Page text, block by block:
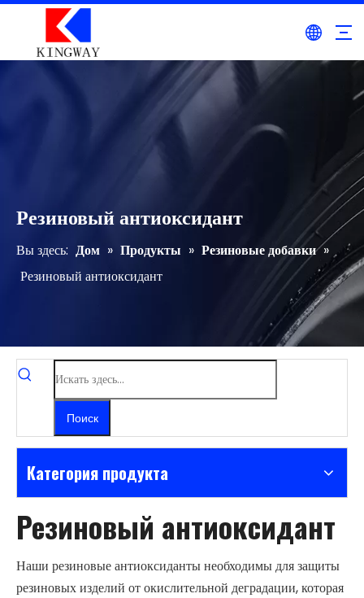
Резиновый антиоксидант
Вы здесь: Дом » Продукты » Резиновые добавки »
Резиновый антиоксидант
Поиск
Категория продукта
Резиновый антиоксидант
Наши резиновые антиоксиданты необходимы для защиты
резиновых изделий от окислительной деградации, которая